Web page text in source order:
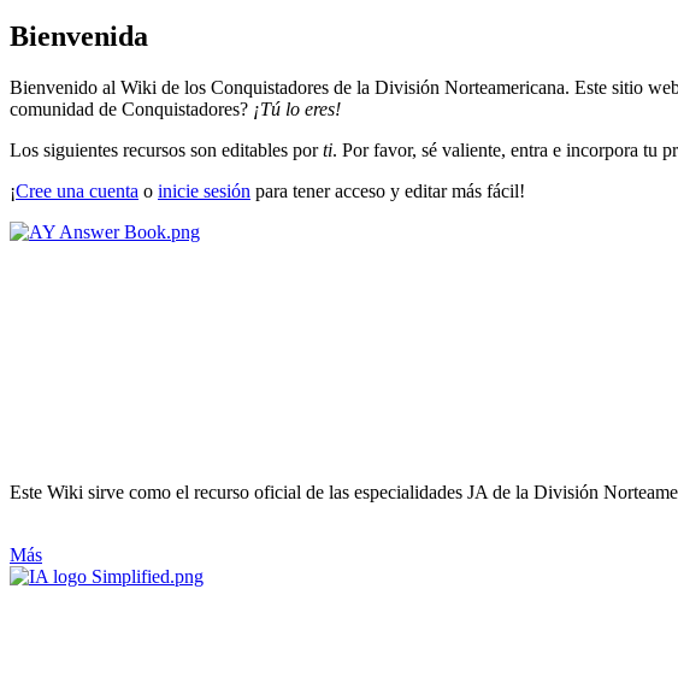
Bienvenida
Bienvenido al Wiki de los Conquistadores de la División Norteamericana. Este sitio
comunidad de Conquistadores? ¡Tú lo eres!
Los siguientes recursos son editables porti. Por favor, sé valiente, entra e incorpora tu
¡Cree una cuenta o inicie sesión para tener acceso y editar más fácil!
Este Wiki sirve como el recurso oficial de las especialidades JA de la División
Más